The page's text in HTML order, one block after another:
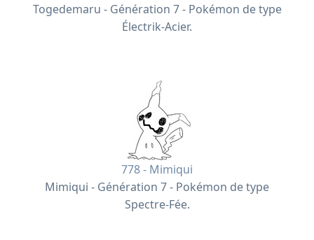
Togedemaru - Génération 7 - Pokémon de type
Électrik-Acier.
778 - Mimiqui
Mimiqui - Génération 7 - Pokémon de type
Spectre-Fée.